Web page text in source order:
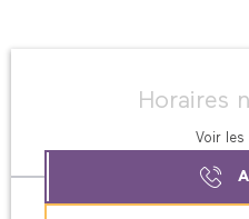
Horaires
Voir les